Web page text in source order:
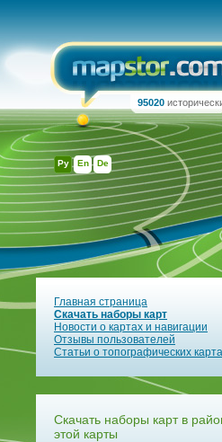
Ру En De
95020
Главная страница
Скачать наборы карт
Новости о картах и навигации
Отзывы пользователей
Статьи о топографических
Скачать наборы карт в
этой карты